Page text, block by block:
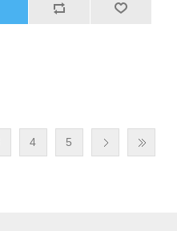
4 5